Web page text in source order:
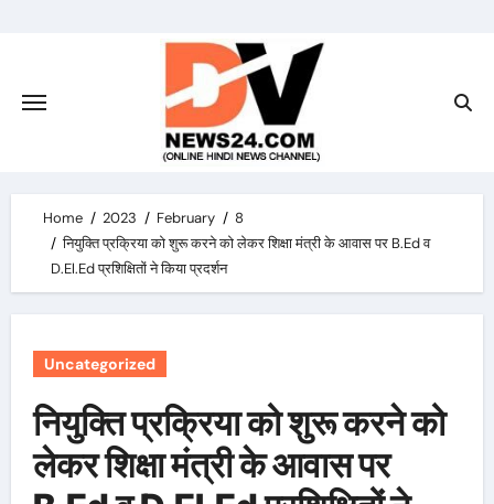
Home 2023 February
8
नियुक्ति प्रक्रिया को शुरू करने को लेकर शिक्षा मंत्री के आवास पर B.Ed व
D.El.Ed प्रशिक्षितों ने किया प्रदर्शन
Uncategorized
नियुक्ति प्रक्रिया को शुरू करने को
लेकर शिक्षा मंत्री के आवास पर